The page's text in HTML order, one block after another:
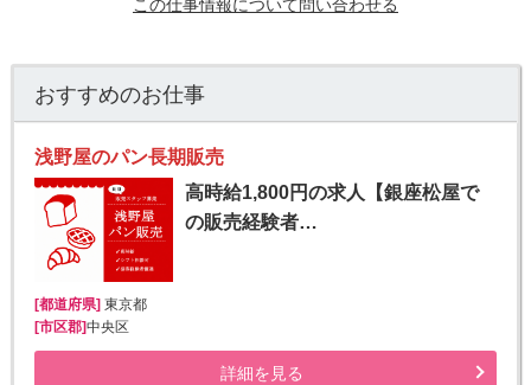
この仕事情報について問い合わせる
おすすめのお仕事
浅野屋のパン長期販売
高時給1,800円の求人【銀座松屋で
の販売経験者…
[都道府県] 東京都
[市区郡]中央区
詳細を見る